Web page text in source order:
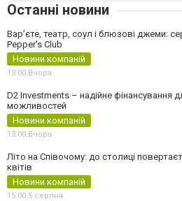
Останні новини
Вар’єте, театр, соул і блюзові джеми:
Pepper's Club
Новини компаній
13:00,Вчора
D2 Investments – надійне фінансування
можливостей
Новини компаній
13:00,Вчора
Літо на Співочому: до столиці
квітів
Новини компаній
15:00,5 серпня